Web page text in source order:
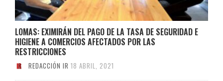
LOMAS: EXIMIRÁN DEL PAGO DE LA TASA DE SEGURIDAD E
HIGIENE A COMERCIOS AFECTADOS POR LAS
RESTRICCIONES
REDACCIÓN IR 18 ABRIL, 2021